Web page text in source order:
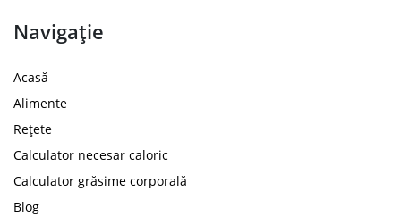
Navigație
Acasă
Alimente
Rețete
Calculator necesar caloric
Calculator grăsime corporală
Blog